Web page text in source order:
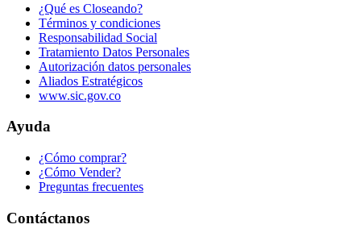
¿Qué es Closeando?
Términos y condiciones
Responsabilidad Social
Tratamiento Datos Personales
Autorización datos personales
Aliados Estratégicos
www.sic.gov.co
Ayuda
¿Cómo comprar?
¿Cómo Vender?
Preguntas frecuentes
Contáctanos